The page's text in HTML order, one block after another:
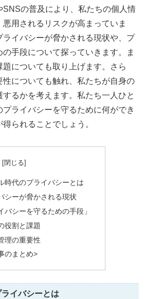
SNSの普及により、私たちの個人情
用されるリスクが高まっていま
イバシーが脅かされる現状や、プ
手段について探っていきます。ま
についても取り上げます。さら
性についても触れ、私たちが自身の
るかを考えます。私たち一人ひと
プライバシーを守るために何ができ
られることでしょう。
時代のプライバシーとは
シーが脅かされる現状
バシーを守るための手段」
役割と課題
理の重要性
のまとめ>
イバシーとは